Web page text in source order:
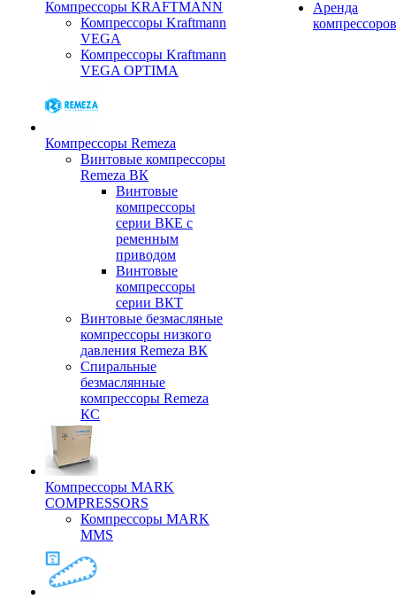
Компрессоры KRAFTMANN
Компрессоры Kraftmann
VEGA
Компрессоры Kraftmann
VEGA OPTIMA
Компрессоры Remeza
Винтовые компрессоры
Remeza ВК
Винтовые
компрессоры
серии ВКЕ с
ременным
приводом
Винтовые
компрессоры
серии ВКТ
Винтовые безмасляные
компрессоры низкого
давления Remeza ВК
Спиральные
безмаслянные
компрессоры Remeza
КС
Компрессоры MARK
COMPRESSORS
Компрессоры MARK
MMS
Аренда
компрессоров